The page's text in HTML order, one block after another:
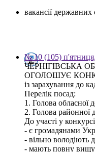
вакансії
№ 10 (105)
ЧЕРНІГІВСЬКА
ОГОЛОШУЄ
із зарахування до
Перелік посад:
1. Голова обласної
2. Голова районної
До участі у
- є громадянами
- вільно
- мають повну вищу